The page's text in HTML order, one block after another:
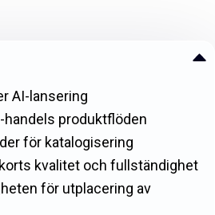
AI-lansering
produktflöden
för katalogisering
kvalitet och fullständighet
för utplacering av